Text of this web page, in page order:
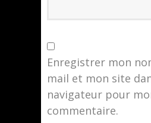
Enregistrer mon
mail et mon site
navigateur pour
commentaire.